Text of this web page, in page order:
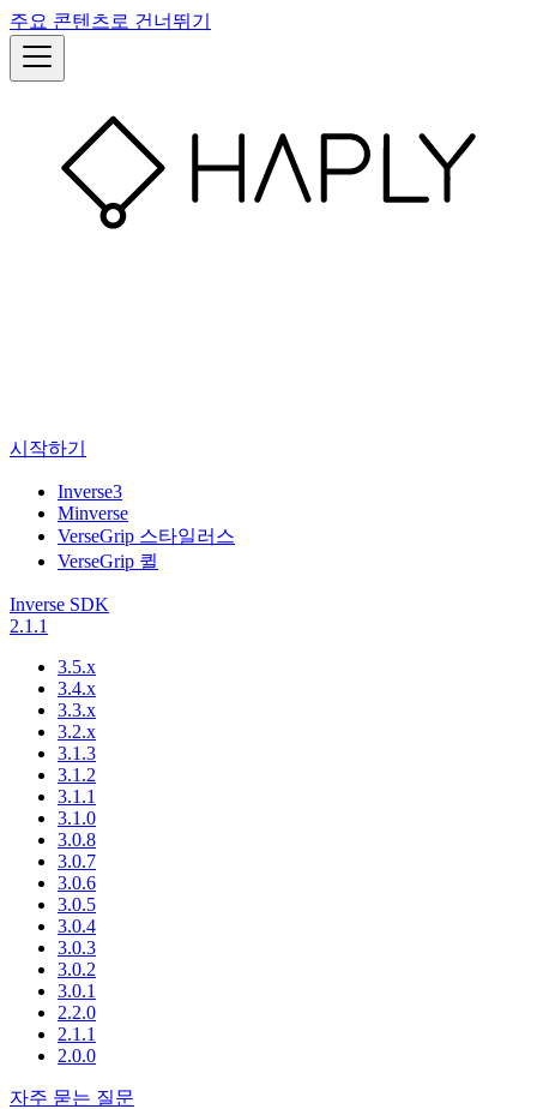
주요 콘텐츠로 건너뛰기
시작하기
Inverse3
Minverse
VerseGrip 스타일러스
VerseGrip 퀼
Inverse SDK
2.1.1
3.5.x
3.4.x
3.3.x
3.2.x
3.1.3
3.1.2
3.1.1
3.1.0
3.0.8
3.0.7
3.0.6
3.0.5
3.0.4
3.0.3
3.0.2
3.0.1
2.2.0
2.1.1
2.0.0
자주 묻는 질문